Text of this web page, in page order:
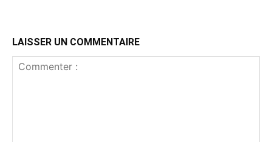
LAISSER UN COMMENTAIRE